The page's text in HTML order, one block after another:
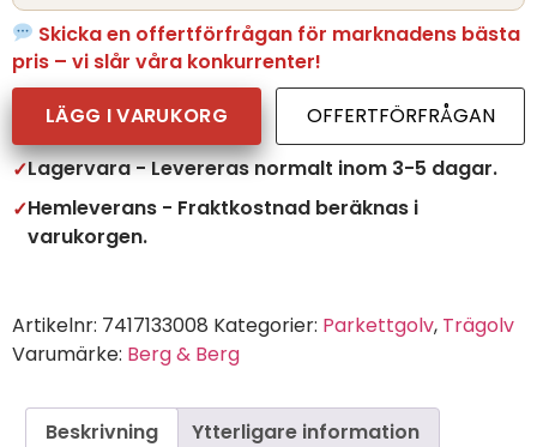
Skicka en offertförfrågan för marknadens bästa
pris – vi slår våra konkurrenter!
LÄGG I VARUKORG
OFFERTFÖRFRÅGAN
Lagervara - Levereras normalt inom 3-5 dagar.
Hemleverans - Fraktkostnad beräknas i
varukorgen.
Artikelnr: 7417133008 Kategorier: Parkettgolv, Trägolv
Varumärke: Berg & Berg
Beskrivning Ytterligare information